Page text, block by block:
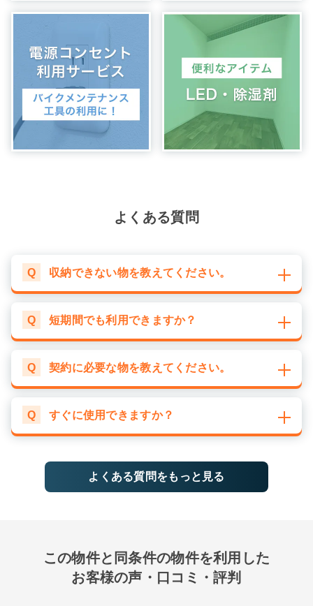
よくある質問
Q 収納できない物を教えてください。
Q 短期間でも利用できますか？
Q 契約に必要な物を教えてください。
Q すぐに使用できますか？
よくある質問をもっと見る
この物件と同条件の物件を利用した
お客様の声・口コミ・評判